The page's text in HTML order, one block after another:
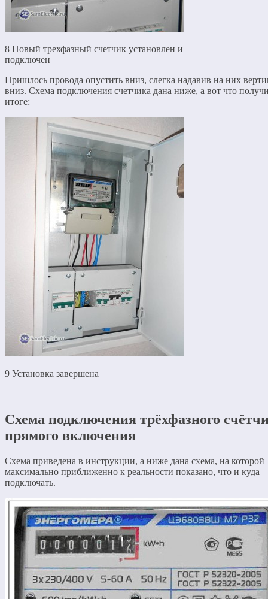
8 Новый трехфазный счетчик установлен и
подключен
Пришлось провода опустить вниз, слегка надавив на них
вниз. Схема подключения счетчика дана ниже, а вот что
итоге:
9 Установка завершена
Схема подключения трёхфазного
прямого включения
Схема приведена в инструкции, а ниже дана схема, на которой
максимально приближенно к реальности показано, что и куда
подключать.